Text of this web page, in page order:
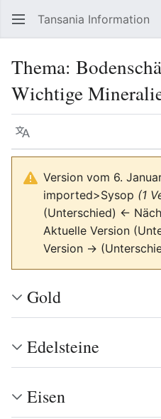
Tansania Information
Thema:
Wichtige
Sprache
Version vom 6.
imported>Sysop (1
(Unterschied) ←
Aktuelle Version
Version →
Gold
Edelsteine
Eisen